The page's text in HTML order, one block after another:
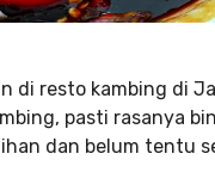
di resto kambing di
pasti rasanya
dan belum tentu